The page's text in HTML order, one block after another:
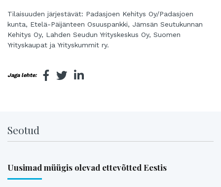
Tilaisuuden järjestävät: Padasjoen Kehitys Oy/Padasjoen
kunta, Etelä-Päijänteen Osuuspankki, Jämsän Seutukunnan
Kehitys Oy, Lahden Seudun Yrityskeskus Oy, Suomen
Yrityskaupat ja Yrityskummit ry.
Jaga lehte:
Seotud
Uusimad müügis olevad ettevõtted Eestis